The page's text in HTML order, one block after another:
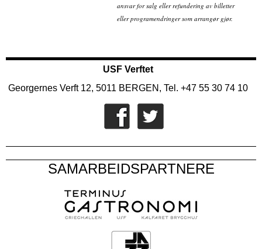
ansvar for salg eller refundering av billetter
eller programendringer som arrangør gjør.
USF Verftet
Georgernes Verft 12, 5011 BERGEN, Tel. +47 55 30 74 10
SAMARBEIDSPARTNERE